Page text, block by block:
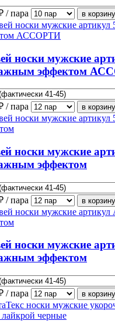
/ пара
носки мужские
эффектом
/ пара
носки мужские
эффектом
/ пара
носки мужские
эффектом
/ пара